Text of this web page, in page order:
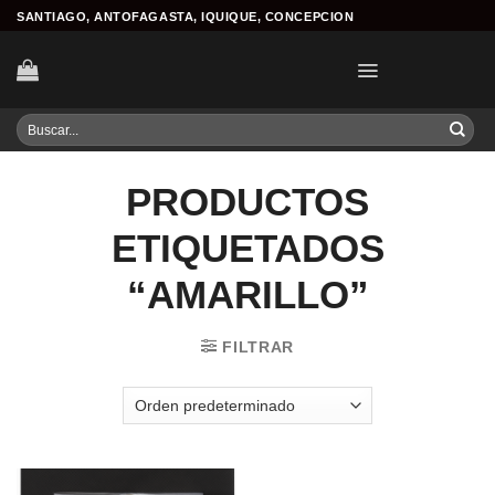
Skip
content
SANTIAGO, ANTOFAGASTA, IQUIQUE, CONCEPCION
Buscar
por:
PRODUCTOS
ETIQUETADOS
“AMARILLO”
FILTRAR